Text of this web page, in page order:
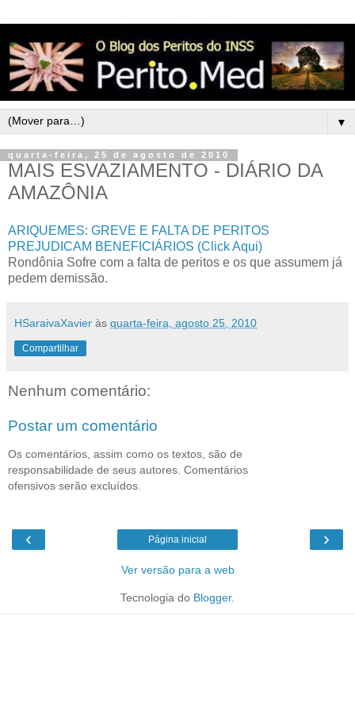
▼
quarta-feira, 25 de agosto de 2010
MAIS ESVAZIAMENTO - DIÁRIO DA
AMAZÔNIA
ARIQUEMES: GREVE E FALTA DE PERITOS
PREJUDICAM BENEFICIÁRIOS (Click Aqui)
Rondônia Sofre com a falta de peritos e os que assumem já
pedem demissão.
HSaraivaXavier às quarta-feira, agosto 25, 2010
Compartilhar
Nenhum comentário:
Postar um comentário
Os comentários, assim como os textos, são de
responsabilidade de seus autores. Comentários
ofensivos serão excluídos.
‹ ›
Página inicial
Ver versão para a web
Tecnologia do Blogger.